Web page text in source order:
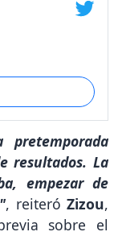
pretemporada
resultados. La
empezar de
, reiteró Zizou,
sobre el